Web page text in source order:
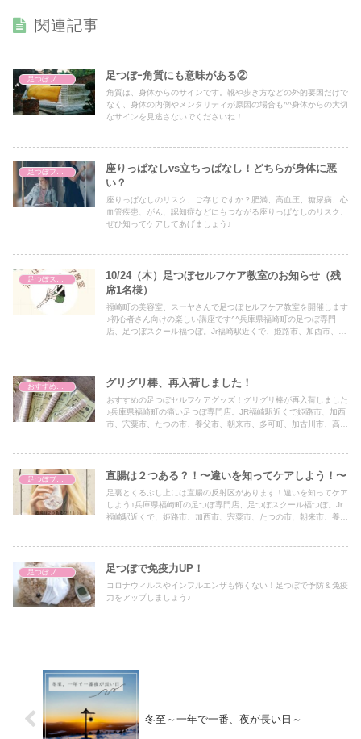
関連記事
足つぼブログ（東洋医学） 足つぼｰ角質にも意味がある②
角質は、身体からのサインです。靴や歩き方などの外的要因だけで
なく、身体の内側やメンタリティが原因の場合も^^身体からの大切
なサインを見逃さないでくださいね！
足つぼブログ（東洋医学）
座りっぱなしvs立ちっぱなし！どちらが身体に悪
い？
座りっぱなしのリスク、ご存じですか？肥満、高血圧、糖尿病、心
血管疾患、がん、認知症などにもつながる座りっぱなしのリスク、
ぜひ知ってケアしてあげましょう♪
足つぼスクール
10/24（木）足つぼセルフケア教室のお知らせ（残
席1名様）
福崎町の美容室、スーヤさんで足つぼセルフケア教室を開催します
♪初心者さん向けの楽しい講座です^^兵庫県福崎町の足つぼ専門
店、足つぼスクール福つぼ。Jr福崎駅近くで、姫路市、加西市、宍
ッドクリーナー、黄土よもぎ蒸し、トウリーディング（コーチン
おすすめアイテム グリグリ棒、再入荷しました！
おすすめの足つぼセルフケアグッズ！グリグリ棒が再入荷しました
♪兵庫県福崎町の痛い足つぼ専門店。JR福崎駅近くで姫路市、加西
市、宍粟市、たつの市、養父市、朝来市、多可町、加古川市、高砂
ック製品の販売も。
足つぼブログ（東洋医学） 直腸は２つある？！〜違いを知ってケアしよう！〜
足裏とくるぶし上には直腸の反射区があります！違いを知ってケア
しよう♪兵庫県福崎町の足つぼ専門店、足つぼスクール福つぼ。Jr
福崎駅近くで、姫路市、加西市、宍粟市、たつの市、朝来市、養父
し、星読み、トウリーディング（コーチング）も受けられます。
足つぼブログ（東洋医学） 足つぼで免疫力UP！
コロナウィルスやインフルエンザも怖くない！足つぼで予防＆免疫
力をアップしましょう♪
冬至～一年で一番、夜が長い日～